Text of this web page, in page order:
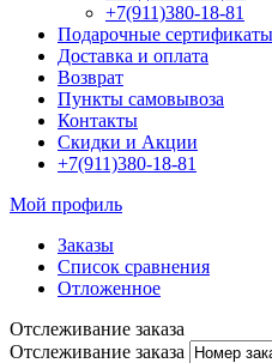
+7(911)380-18-81
Подарочные сертификаты
Доставка и оплата
Возврат
Пункты самовывоза
Контакты
Скидки и Акции
+7(911)380-18-81
Мой профиль
Заказы
Список сравнения
Отложенное
Отслеживание заказа
Отслеживание заказа